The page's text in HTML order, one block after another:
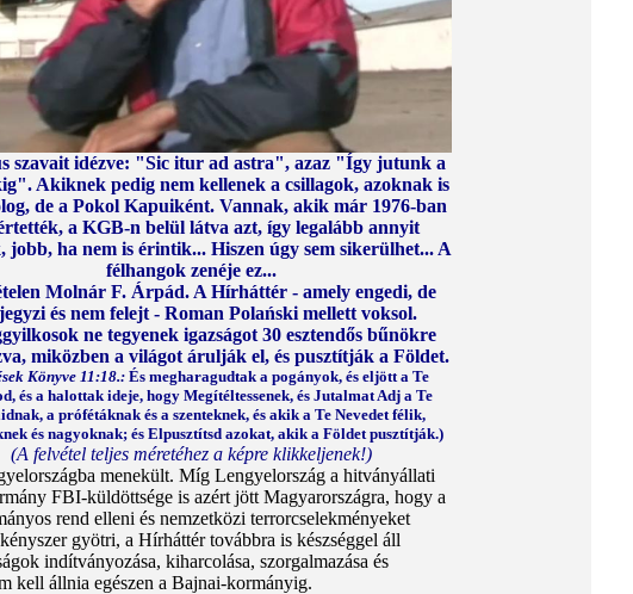
szavait idézve: "Sic itur ad astra", azaz "Így jutunk a
Akiknek pedig nem kellenek a csillagok, azoknak is
de a Pokol Kapuiként. Vannak, akik már 1976-ban
a KGB-n belül látva azt, így legalább annyit
jobb, ha nem is érintik... Hiszen úgy sem sikerülhet... A
félhangok zenéje ez...
Molnár F. Árpád. A Hírháttér - amely engedi, de
és nem felejt - Roman Polański mellett voksol.
ne tegyenek igazságot 30 esztendős bűnökre
miközben a világot árulják el, és pusztítják a Földet.
Könyve 11:18.:És megharagudtak a pogányok, és eljött a Te
és a halottak ideje, hogy Megítéltessenek, és Jutalmat Adj a Te
a prófétáknak és a szenteknek, és akik a Te Nevedet félik,
és nagyoknak; és Elpusztítsd azokat, akik a Földet pusztítják.)
(A felvétel teljes méretéhez a képre klikkeljenek!)
menekült. Míg Lengyelország a hitványállati
FBI-küldöttsége is azért jött Magyarországra, hogy a
rend elleni és nemzetközi terrorcselekményeket
gyötri, a Hírháttér továbbra is készséggel áll
indítványozása, kiharcolása, szorgalmazása és
kell állnia egészen a Bajnai-kormányig.